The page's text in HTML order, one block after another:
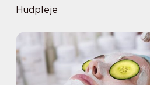
Hudpleje